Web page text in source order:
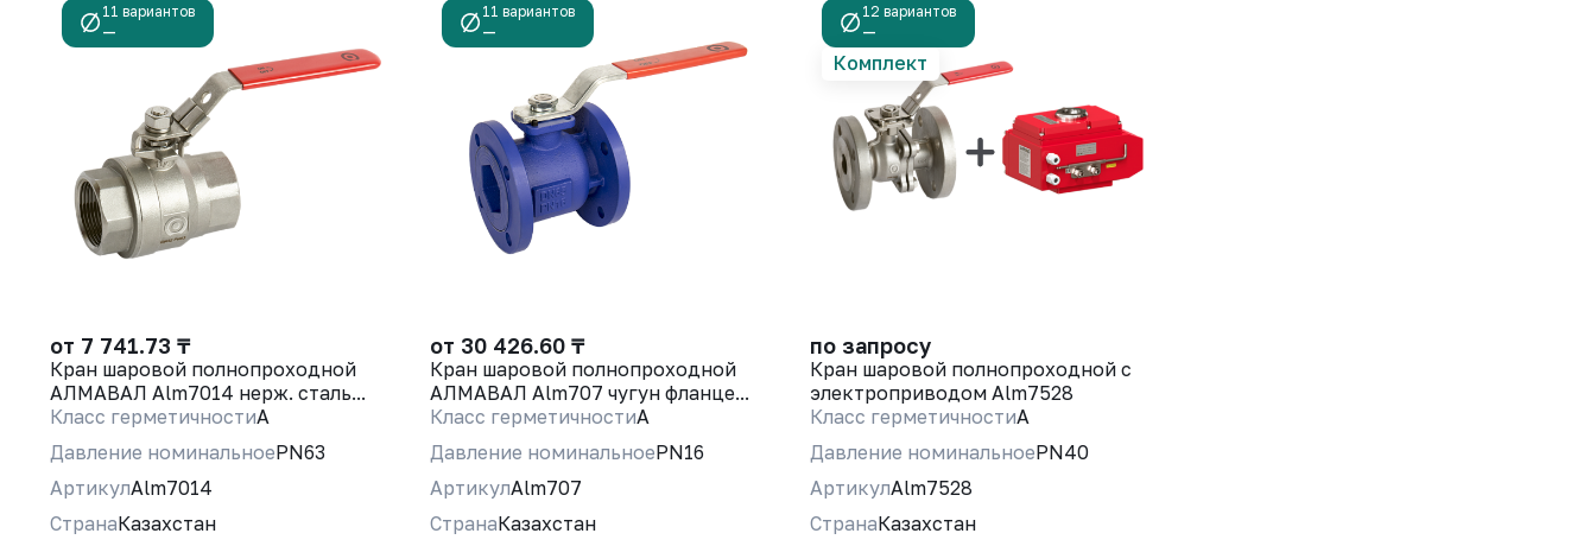
11 вариантов
—
от 7 741.73 ₸
Кран шаровой полнопроходной
АЛМАВАЛ Alm7014 нерж. сталь...
Класс герметичностиA
Давление номинальноеPN63
АртикулAlm7014
СтранаКазахстан
11 вариантов
—
от 30 426.60 ₸
Кран шаровой полнопроходной
АЛМАВАЛ Alm707 чугун фланце...
Класс герметичностиA
Давление номинальноеPN16
АртикулAlm707
СтранаКазахстан
12 вариантов
—
Комплект
по запросу
Кран шаровой полнопроходной с
электроприводом Alm7528
Класс герметичностиA
Давление номинальноеPN40
АртикулAlm7528
СтранаКазахстан